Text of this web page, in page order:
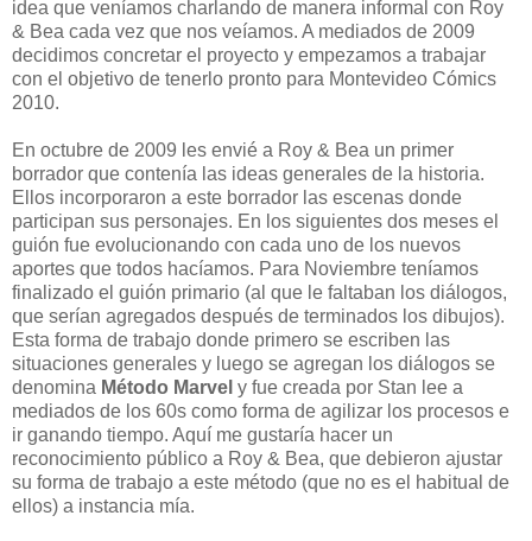
idea que veníamos charlando de manera informal con Roy
& Bea cada vez que nos veíamos. A mediados de 2009
decidimos concretar el proyecto y empezamos a trabajar
con el objetivo de tenerlo pronto para Montevideo Cómics
2010.
En octubre de 2009 les envié a Roy & Bea un primer
borrador que contenía las ideas generales de la historia.
Ellos incorporaron a este borrador las escenas donde
participan sus personajes. En los siguientes dos meses el
guión fue evolucionando con cada uno de los nuevos
aportes que todos hacíamos. Para Noviembre teníamos
finalizado el guión primario (al que le faltaban los diálogos,
que serían agregados después de terminados los dibujos).
Esta forma de trabajo donde primero se escriben las
situaciones generales y luego se agregan los diálogos se
denomina Método Marvel y fue creada por Stan lee a
mediados de los 60s como forma de agilizar los procesos e
ir ganando tiempo. Aquí me gustaría hacer un
reconocimiento público a Roy & Bea, que debieron ajustar
su forma de trabajo a este método (que no es el habitual de
ellos) a instancia mía.